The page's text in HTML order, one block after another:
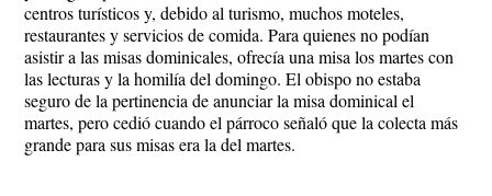
centros turísticos y, debido al turismo, muchos moteles,
restaurantes y servicios de comida. Para quienes no podían
asistir a las misas dominicales, ofrecía una misa los martes con
las lecturas y la homilía del domingo. El obispo no estaba
seguro de la pertinencia de anunciar la misa dominical el
martes, pero cedió cuando el párroco señaló que la colecta más
grande para sus misas era la del martes.